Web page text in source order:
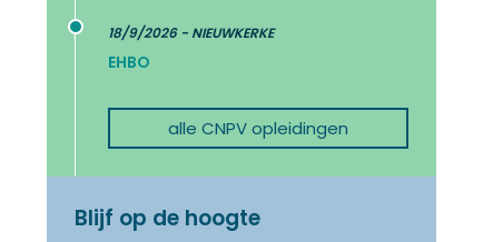
18/9/2026 - NIEUWKERKE
EHBO
alle CNPV opleidingen
Blijf op de hoogte